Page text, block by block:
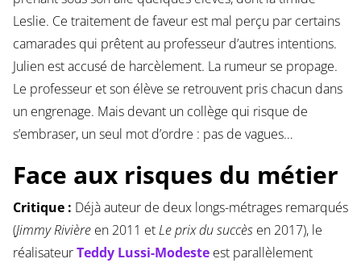
Leslie. Ce traitement de faveur est mal perçu par certains
camarades qui prêtent au professeur d’autres intentions.
Julien est accusé de harcèlement. La rumeur se propage.
Le professeur et son élève se retrouvent pris chacun dans
un engrenage. Mais devant un collège qui risque de
s’embraser, un seul mot d’ordre : pas de vagues…
Face aux risques du métier
Critique : Déjà auteur de deux longs-métrages remarqués
(Jimmy Rivièreen 2011 etLe prix du succèsen 2017), le
réalisateurTeddy Lussi-Modesteest parallèlement